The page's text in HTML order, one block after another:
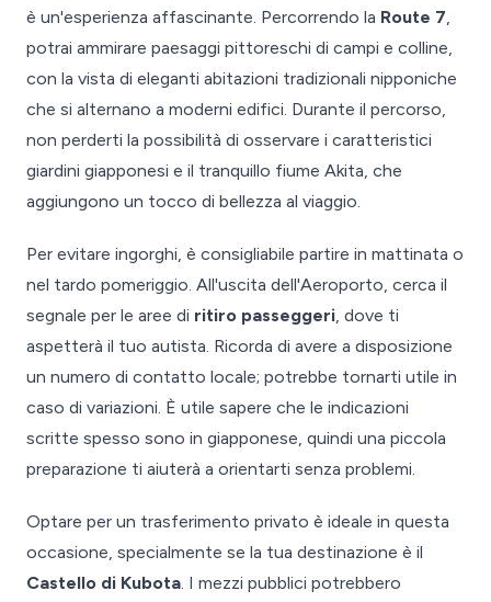
è un'esperienza affascinante. Percorrendo la Route 7,
potrai ammirare paesaggi pittoreschi di campi e colline,
con la vista di eleganti abitazioni tradizionali nipponiche
che si alternano a moderni edifici. Durante il percorso,
non perderti la possibilità di osservare i caratteristici
giardini giapponesi e il tranquillo fiume Akita, che
aggiungono un tocco di bellezza al viaggio.
Per evitare ingorghi, è consigliabile partire in mattinata o
nel tardo pomeriggio. All'uscita dell'Aeroporto, cerca il
segnale per le aree di ritiro passeggeri, dove ti
aspetterà il tuo autista. Ricorda di avere a disposizione
un numero di contatto locale; potrebbe tornarti utile in
caso di variazioni. È utile sapere che le indicazioni
scritte spesso sono in giapponese, quindi una piccola
preparazione ti aiuterà a orientarti senza problemi.
Optare per un trasferimento privato è ideale in questa
occasione, specialmente se la tua destinazione è il
Castello di Kubota. I mezzi pubblici potrebbero